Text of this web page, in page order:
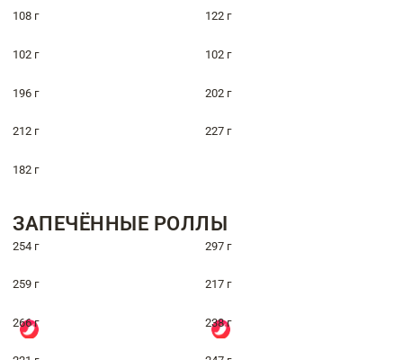
108 г 122 г
102 г 102 г
196 г 202 г
212 г 227 г
182 г
ЗАПЕЧЁННЫЕ РОЛЛЫ
254 г 297 г
259 г 217 г
266 г 238 г